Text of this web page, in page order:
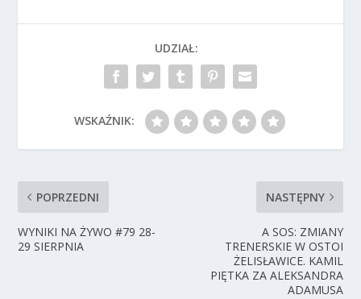
UDZIAŁ:
WSKAŹNIK:
POPRZEDNI
WYNIKI NA ŻYWO #79 28-
29 SIERPNIA
NASTĘPNY
A SOS: ZMIANY
TRENERSKIE W OSTOI
ŻELISŁAWICE. KAMIL
PIĘTKA ZA ALEKSANDRA
ADAMUSA